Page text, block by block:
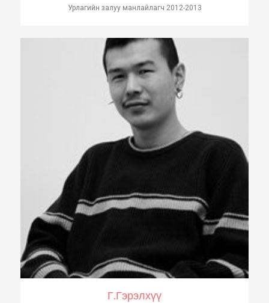
Урлагийн залуу манлайлагч 2012-2013
Г.Гэрэлхүү